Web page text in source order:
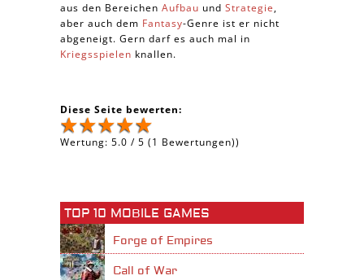
aus den Bereichen Aufbau und Strategie,
aber auch dem Fantasy-Genre ist er nicht
abgeneigt. Gern darf es auch mal in
Kriegsspielen knallen.
Diese Seite bewerten:
Wertung: 5.0 / 5 (1 Bewertungen))
TOP 10 MOBILE GAMES
Forge of Empires
Call of War